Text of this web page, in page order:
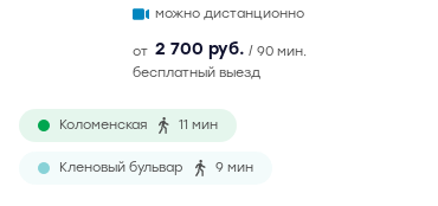
можно дистанционно
от 2 700 руб. / 90 мин.
бесплатный выезд
Коломенская 11 мин
Кленовый бульвар 9 мин